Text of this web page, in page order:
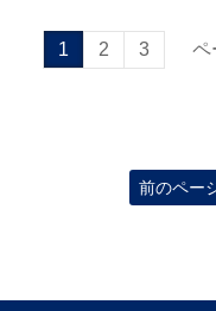
1 2 3 ペ
前のペー